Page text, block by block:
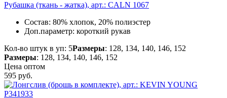
Рубашка (ткань - жатка), арт.: CALN 1067
Состав: 80% хлопок, 20% полиэстер
Доп.параметр: короткий рукав
Кол-во штук в уп: 5Размеры: 128, 134, 140, 146, 152
Размеры: 128, 134, 140, 146, 152
Цена оптом
595 руб.